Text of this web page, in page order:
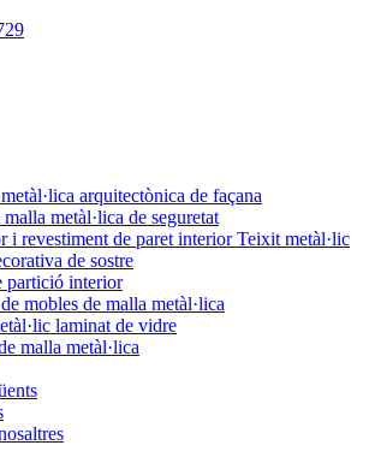
arquitectònica de façana
metàl·lica de seguretat
i revestiment de paret interior Teixit metàl·lic
de sostre
partició interior
mobles de malla metàl·lica
laminat de vidre
malla metàl·lica